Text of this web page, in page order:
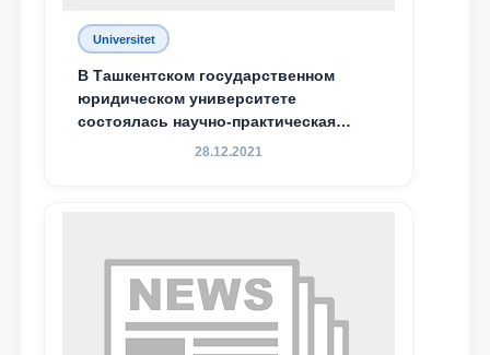
отправить
Universitet
В Ташкентском государственном
юридическом университете
состоялась научно-практическая
конференция магистрантов
28.12.2021